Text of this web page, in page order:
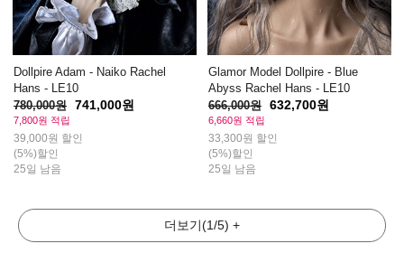
Dollpire Adam - Naiko Rachel
Hans - LE10
780,000원 741,000원
7,800원 적립
39,000원 할인
(5%)할인
25일 남음
Glamor Model Dollpire - Blue
Abyss Rachel Hans - LE10
666,000원 632,700원
6,660원 적립
33,300원 할인
(5%)할인
25일 남음
더보기(1/5) +